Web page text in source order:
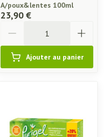
A/poux&lentes 100ml
23,90 €
Ajouter au panier